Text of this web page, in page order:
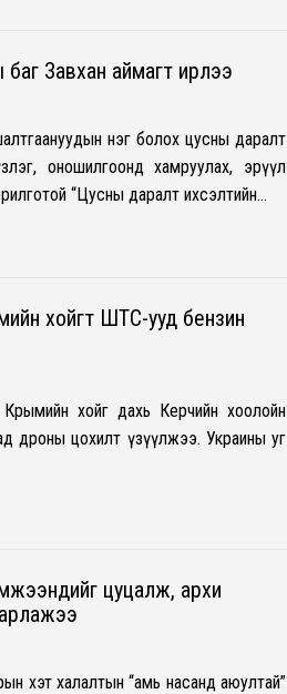
Завхан аймагт ирлээ
нэг болох цусны даралт
оношилгоонд хамруулах, эрүүл
“Цусны даралт ихсэлтийн…
хойгт ШТС-ууд бензин
хойг дахь Керчийн хоолойн
дроны цохилт үзүүлжээ. Украины уг
цуцалж, архи
хэт халалтын “амь насанд аюултай”